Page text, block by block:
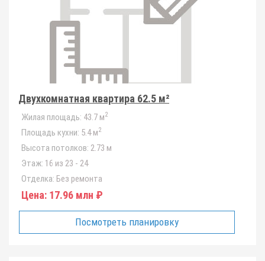
Двухкомнатная квартира 62.5 м²
Жилая площадь: 43.7 м2
Площадь кухни: 5.4 м2
Высота потолков: 2.73 м
Этаж: 16 из 23 - 24
Отделка: Без ремонта
Цена: 17.96 млн ₽
Посмотреть планировку